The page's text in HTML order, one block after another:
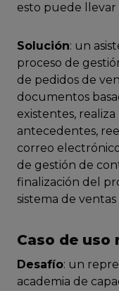
esto puede llevar
Solución: un
proceso de
de pedidos de
documentos
existentes,
antecedentes,
correo
de gestión de
finalización del
sistema de
Caso de uso
Desafío: un
academia de